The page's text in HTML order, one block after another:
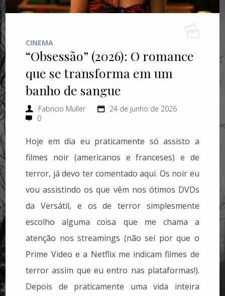
CINEMA
“Obsessão” (2026): O romance
que se transforma em um
banho de sangue
Fabricio Muller
24 de junho de 2026
0
Hoje em dia eu praticamente só assisto a
filmes noir (americanos e franceses) e de
terror, já devo ter comentado aqui. Os noir eu
vou assistindo os que vêm nos ótimos DVDs
da Versátil, e os de terror simplesmente
escolho alguma coisa que me chama a
atenção nos streamings (não sei por que o
Prime Video e a Netflix me indicam filmes de
terror assim que eu entro nas plataformas!).
Depois de praticamente uma vida inteira